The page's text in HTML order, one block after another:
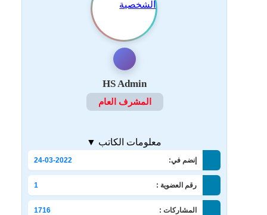
HS Admin
المشرف العام
معلومات الكاتب ▼
إنضم في: 24-03-2022
رقم العضوية : 1
المشاركات : 1716